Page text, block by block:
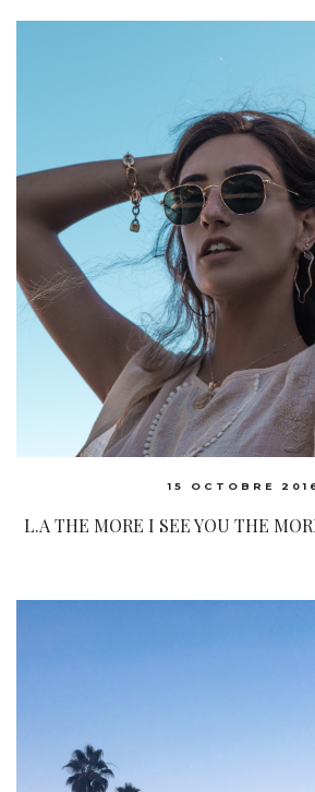
15 OCTOBRE
L.A THE MORE I SEE YOU THE